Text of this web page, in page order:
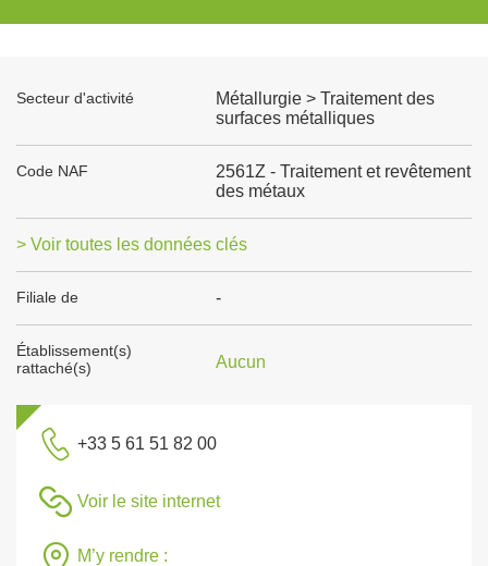
Secteur d'activité
Métallurgie > Traitement des
surfaces métalliques
Code NAF
2561Z - Traitement et revêtement
des métaux
> Voir toutes les données clés
Filiale de -
Établissement(s)
rattaché(s)
Aucun
+33 5 61 51 82 00
Voir le site internet
M’y rendre :